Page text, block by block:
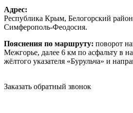
Адрес:
Республика Крым, Белогорский
Симферополь-Феодосия.
Пояснения по маршруту: поворот
Межгорье, далее 6 км по асфальту в
жёлтого указателя «Бурульча» и
Заказать обратный звонок